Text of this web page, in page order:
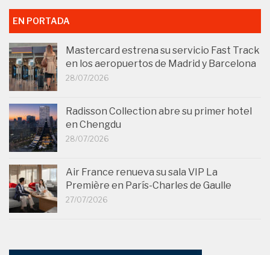
EN PORTADA
Mastercard estrena su servicio Fast Track
en los aeropuertos de Madrid y Barcelona
28/07/2026
Radisson Collection abre su primer hotel
en Chengdu
28/07/2026
Air France renueva su sala VIP La
Première en París-Charles de Gaulle
27/07/2026